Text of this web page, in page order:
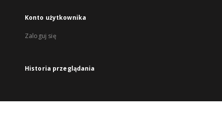
Konto użytkownika
Zaloguj się
Historia przeglądania